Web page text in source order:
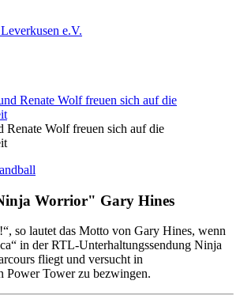
e.V.
Renate Wolf freuen sich auf die
Worrior" Gary Hines
so lautet das Motto von Gary Hines, wenn
in der RTL-Unterhaltungssendung Ninja
fliegt und versucht in
Power Tower zu bezwingen.